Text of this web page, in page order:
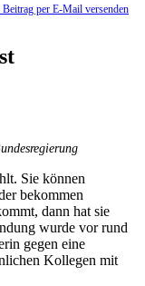
Beitrag per E-Mail versenden
Sie können
bekommen
dann hat sie
wurde vor rund
gegen eine
Kollegen mit